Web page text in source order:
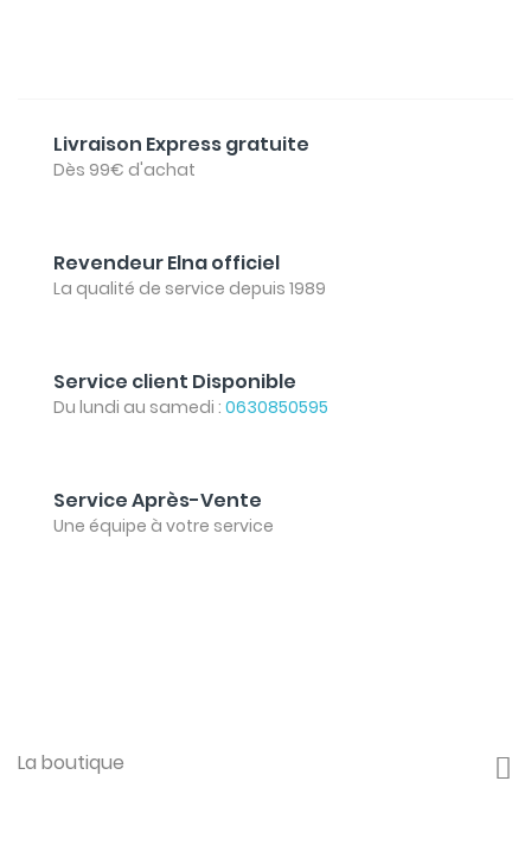
Livraison Express gratuite
Dès 99€ d'achat
Revendeur Elna officiel
La qualité de service depuis 1989
Service client Disponible
Du lundi au samedi : 0630850595
Service Après-Vente
Une équipe à votre service
La boutique